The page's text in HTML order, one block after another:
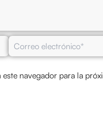
Correo
electrónico*
navegador para la